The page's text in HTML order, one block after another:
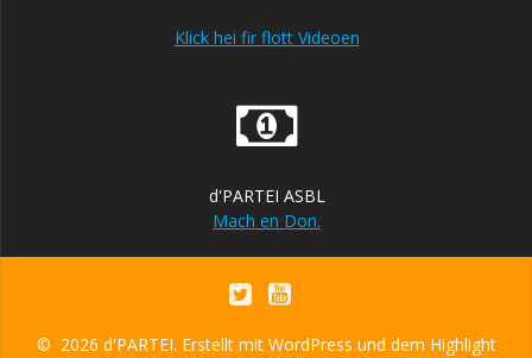
Klick hei fir flott Videoen
d'PARTEI ASBL
Mach en Don.
© 2026 d'PARTEI. Erstellt mit WordPress und dem Highlight